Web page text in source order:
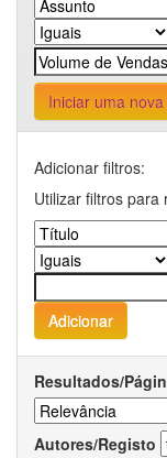
Iniciar uma
Adicionar filtros:
Utilizar filtros para
Resultados/
Autores/Registo